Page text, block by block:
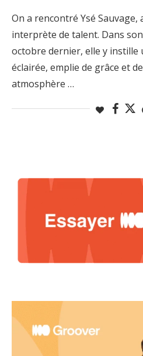
On a rencontré Ysé
interprète de talent. Dans
octobre dernier, elle y instille
éclairée, emplie de grâce et
atmosphère …